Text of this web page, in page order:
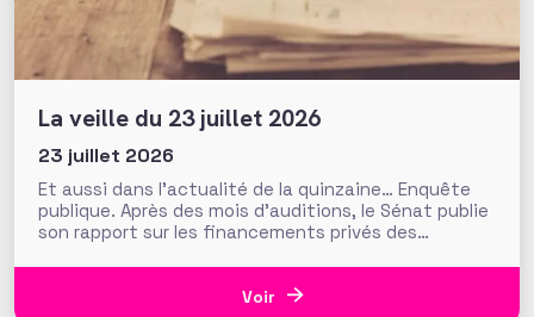
La veille du 23 juillet 2026
23 juillet 2026
Et aussi dans l’actualité de la quinzaine… Enquête
publique. Après des mois d’auditions, le Sénat publie
son rapport sur les financements privés des
influence croissante dans les domaines de l’intérêt
général. Fonds de dotation dormants, fondations
Voir